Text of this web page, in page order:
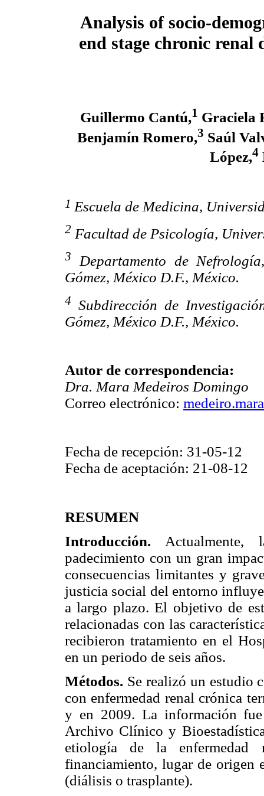
Analysis of socio-
end stage chronic renal
Guillermo Cantú,1 Graciela
Benjamín Romero,3 Saúl
López,4
1 Escuela de Medicina,
2 Facultad de Psicología,
3
Departamento de
Gómez, México D.F., México.
4 Subdirección de
Gómez, México D.F., México.
Autor de correspondencia:
Dra. Mara Medeiros Domingo
Correo electrónico:
Fecha de recepción: 31-05-12
Fecha de aceptación: 21-08-12
RESUMEN
Introducción. Actualmente,
padecimiento con un gran
consecuencias limitantes y
justicia social del entorno
a largo plazo. El objetivo de
relacionadas con las
recibieron tratamiento en el
en un periodo de seis años.
Métodos. Se realizó un estudio
con enfermedad renal crónica
y en 2009. La información
Archivo Clínico y
etiología de la enfermedad
financiamiento, lugar de origen
(diálisis o trasplante).